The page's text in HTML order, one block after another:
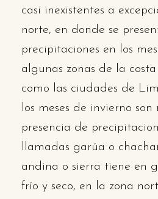
casi inexistentes a
norte, en donde se
precipitaciones en los
algunas zonas de la
como las ciudades de
los meses de invierno son
presencia de
llamadas garúa o
andina o sierra tiene en
frío y seco, en la zona